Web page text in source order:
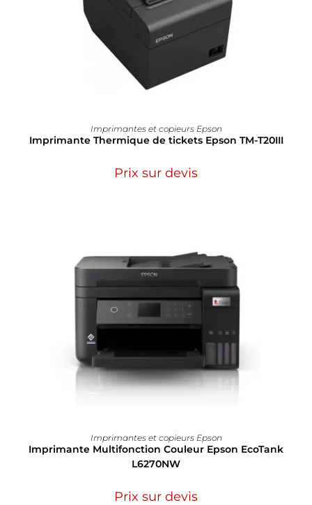
Imprimantes et copieurs Epson
Imprimante Thermique de tickets Epson TM-T20III
Prix sur devis
Imprimantes et copieurs Epson
Imprimante Multifonction Couleur Epson EcoTank
L6270NW
Prix sur devis